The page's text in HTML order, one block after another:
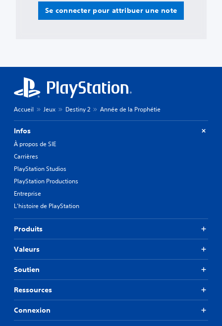
Se connecter pour attribuer une note
Accueil Jeux Destiny 2 Année de la Prophétie
Infos
À propos de SIE
Carrières
PlayStation Studios
PlayStation Productions
Entreprise
L'histoire de PlayStation
Produits
Valeurs
Soutien
Ressources
Connexion